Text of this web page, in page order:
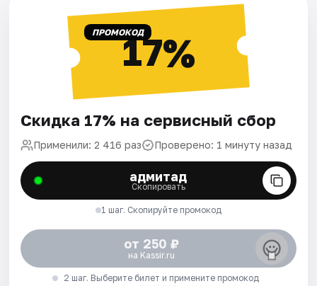
ПРОМОКОД17%
Скидка 17% на сервисный сбор
Применили: 2 416 раз Проверено: 1 минуту назад
адмитад
Скопировать
1 шаг. Скопируйте промокод
от 250 ₽
на Kassir.ru
2 шаг. Выберите билет и примените промокод